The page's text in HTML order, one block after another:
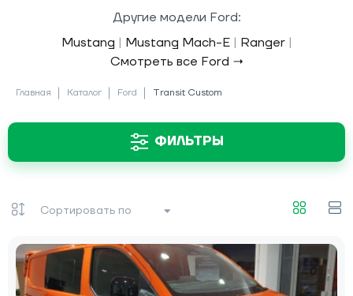
Другие модели Ford:
Mustang | Mustang Mach-E| Ranger |
Смотреть все Ford →
Главная Каталог Ford Transit Custom
ФИЛЬТРЫ